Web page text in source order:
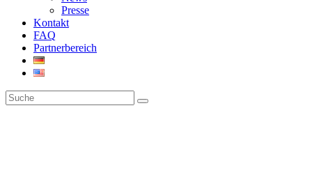
Presse
Kontakt
FAQ
Partnerbereich